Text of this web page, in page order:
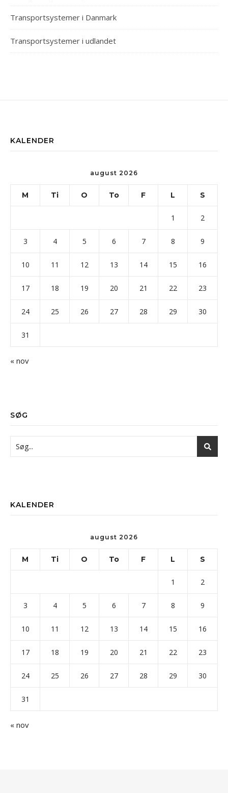
Transportsystemer i Danmark
Transportsystemer i udlandet
KALENDER
august 2026
M Ti O To F L S
1 2
3 4 5 6 7 8 9
10 11 12 13 14 15 16
17 18 19 20 21 22 23
24 25 26 27 28 29 30
31
« nov
SØG
KALENDER
august 2026
M Ti O To F L S
1 2
3 4 5 6 7 8 9
10 11 12 13 14 15 16
17 18 19 20 21 22 23
24 25 26 27 28 29 30
31
« nov